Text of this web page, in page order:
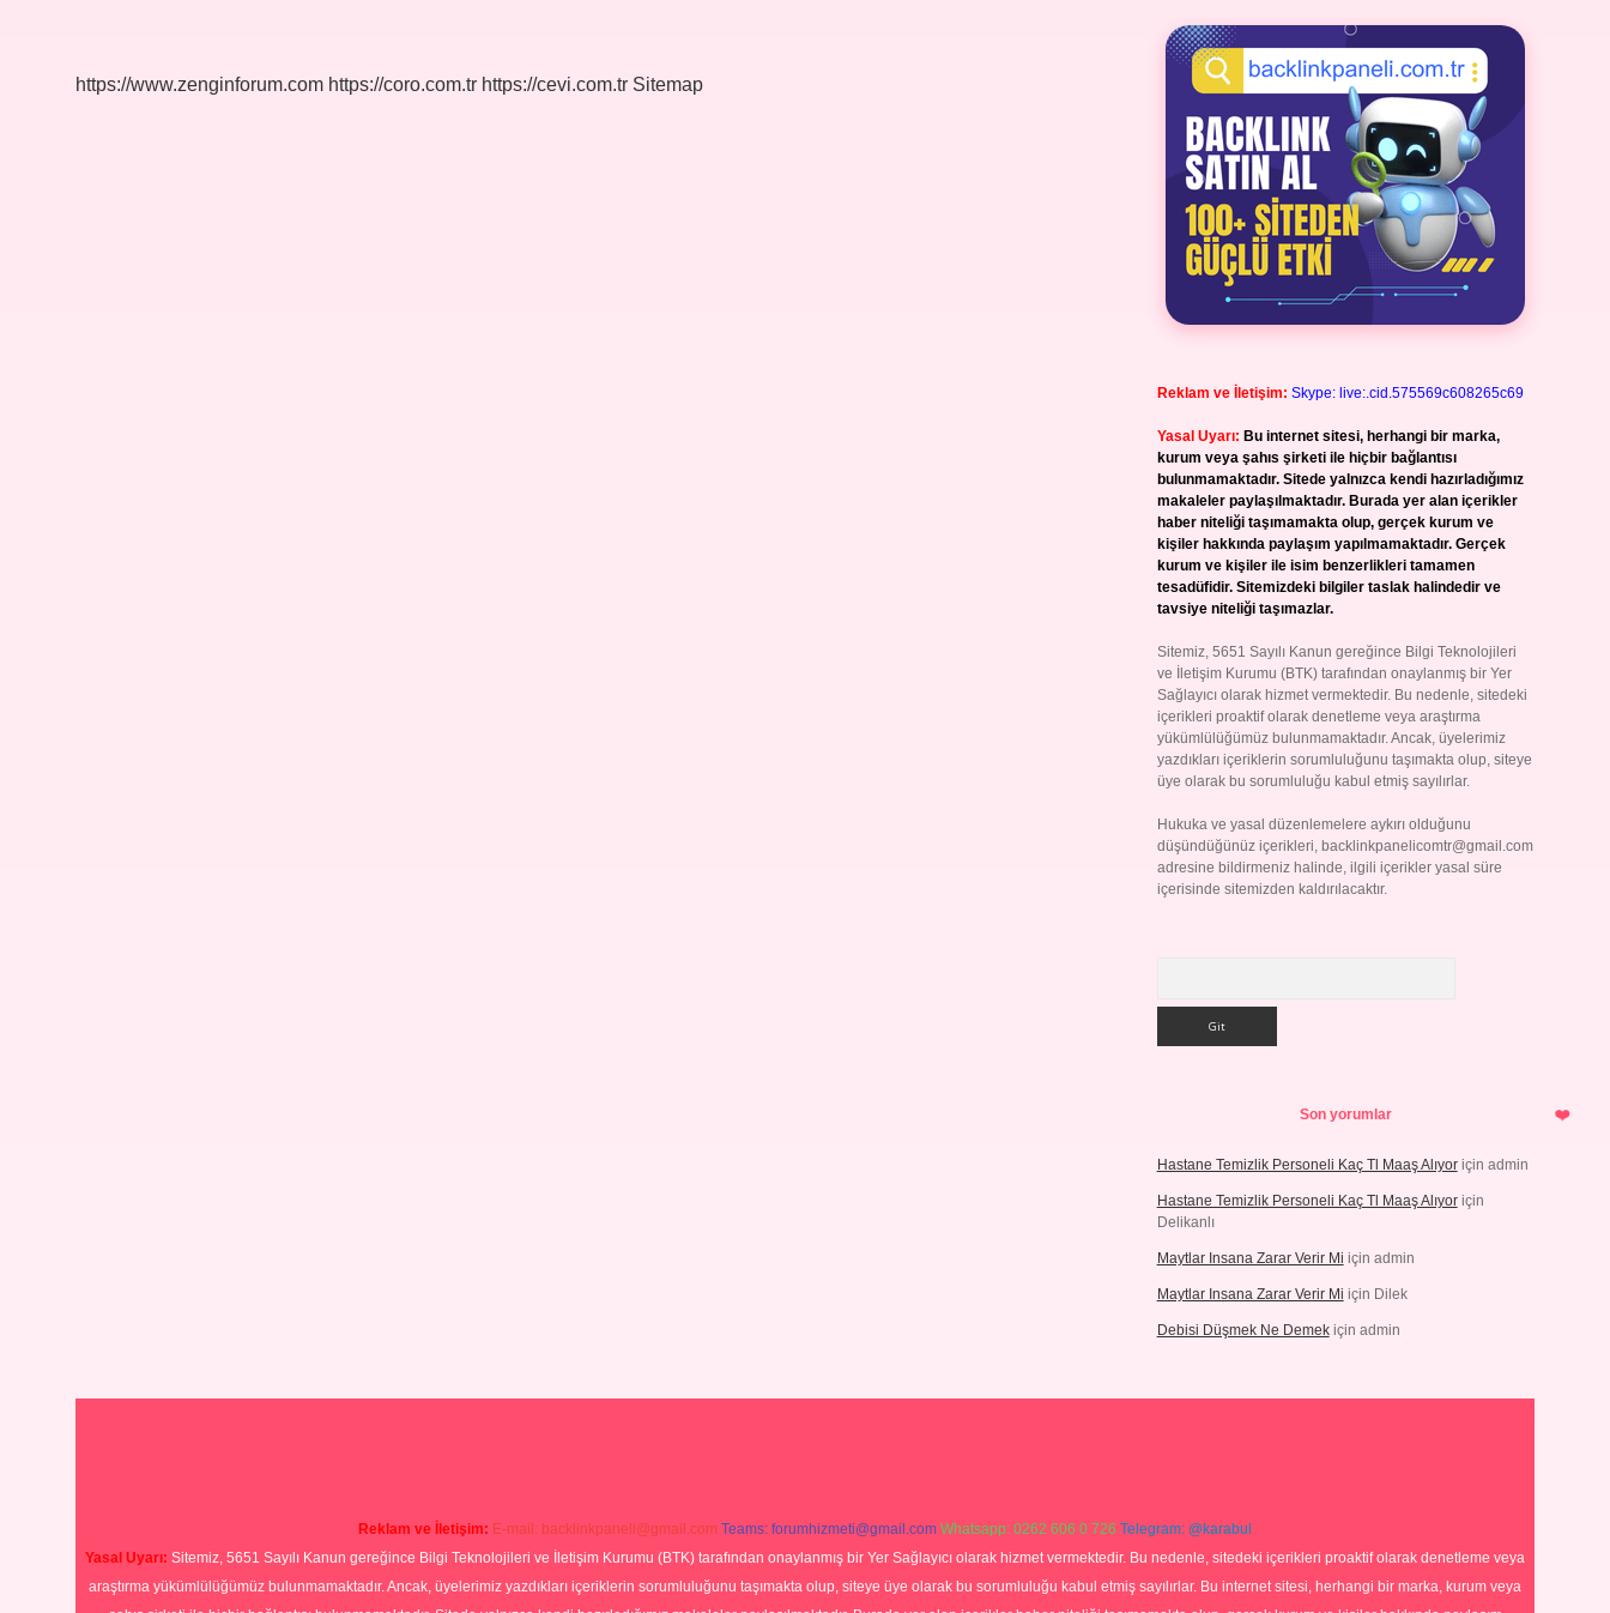
https://www.zenginforum.com https://coro.com.tr https://cevi.com.tr Sitemap
Reklam ve İletişim: Skype: live:.cid.575569c608265c69
Yasal Uyarı: Bu internet sitesi, herhangi bir marka,
kurum veya şahıs şirketi ile hiçbir bağlantısı
bulunmamaktadır. Sitede yalnızca kendi hazırladığımız
makaleler paylaşılmaktadır. Burada yer alan içerikler
haber niteliği taşımamakta olup, gerçek kurum ve
kişiler hakkında paylaşım yapılmamaktadır. Gerçek
kurum ve kişiler ile isim benzerlikleri tamamen
tesadüfidir. Sitemizdeki bilgiler taslak halindedir ve
tavsiye niteliği taşımazlar.
Sitemiz, 5651 Sayılı Kanun gereğince Bilgi Teknolojileri
ve İletişim Kurumu (BTK) tarafından onaylanmış bir Yer
Sağlayıcı olarak hizmet vermektedir. Bu nedenle, sitedeki
içerikleri proaktif olarak denetleme veya araştırma
yükümlülüğümüz bulunmamaktadır. Ancak, üyelerimiz
yazdıkları içeriklerin sorumluluğunu taşımakta olup, siteye
üye olarak bu sorumluluğu kabul etmiş sayılırlar.
Hukuka ve yasal düzenlemelere aykırı olduğunu
düşündüğünüz içerikleri, backlinkpanelicomtr@gmail.com
adresine bildirmeniz halinde, ilgili içerikler yasal süre
içerisinde sitemizden kaldırılacaktır.
Son yorumlar
Hastane Temizlik Personeli Kaç Tl Maaş Alıyoriçin admin
Hastane Temizlik Personeli Kaç Tl Maaş Alıyoriçin
Delikanlı
Maytlar Insana Zarar Verir Mi için admin
Maytlar Insana Zarar Verir Mi için Dilek
Debisi Düşmek Ne Demekiçin admin
Reklam ve İletişim: E-mail: backlinkpaneli@gmail.com Teams: forumhizmeti@gmail.com Whatsapp: 0262 606 0 726 Telegram: @karabul
Yasal Uyarı: Sitemiz, 5651 Sayılı Kanun gereğince Bilgi Teknolojileri ve İletişim Kurumu (BTK) tarafından onaylanmış bir Yer Sağlayıcı olarak hizmet vermektedir. Bu nedenle, sitedeki içerikleri proaktif olarak denetleme veya
araştırma yükümlülüğümüz bulunmamaktadır. Ancak, üyelerimiz yazdıkları içeriklerin sorumluluğunu taşımakta olup, siteye üye olarak bu sorumluluğu kabul etmiş sayılırlar. Bu internet sitesi, herhangi bir marka, kurum veya